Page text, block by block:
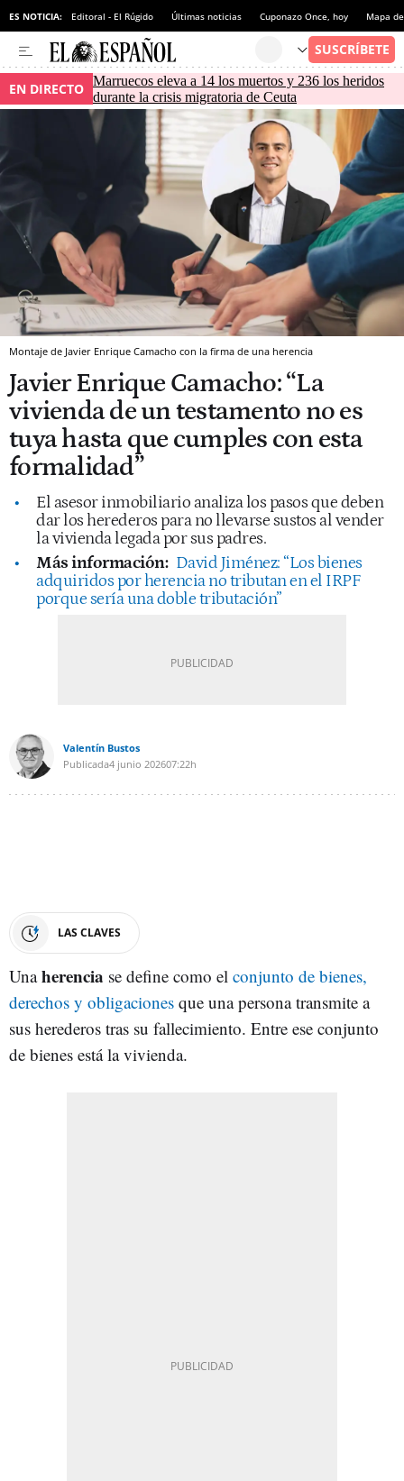
ES NOTICIA: Editoral - El Rúgido Últimas noticias Cuponazo Once, hoy Mapa
EN DIRECTO Marruecos eleva a 14 los muertos y 236 los heridos
durante la crisis migratoria de Ceuta
Montaje de Javier Enrique Camacho con la firma de una herencia
Javier Enrique Camacho: “La
vivienda de un testamento no es
tuya hasta que cumples con esta
formalidad”
El asesor inmobiliario analiza los pasos que deben
dar los herederos para no llevarse sustos al vender
la vivienda legada por sus padres.
Más información: David Jiménez: “Los bienes
adquiridos por herencia no tributan en el IRPF
porque sería una doble tributación”
Valentín Bustos
Publicada4 junio 202607:22h
LAS CLAVES
Unaherencia se define como el conjunto de bienes,
derechos y obligaciones que una persona transmite a
sus herederos tras su fallecimiento. Entre ese conjunto
de bienes está la vivienda.